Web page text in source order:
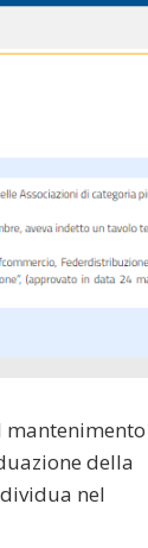
mantenimento
della
nel